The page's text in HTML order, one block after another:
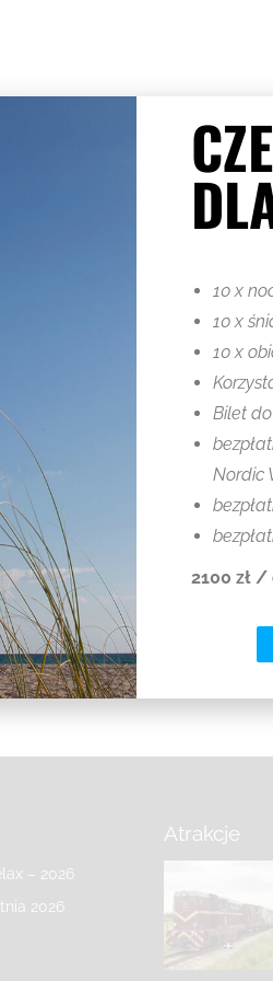
ramach wydarzenia
rozpocznie się o
Letni relax – 2025
Majówka 2025
12 marca 2025
– 2026
2026
Atrakcje
10 x
10 x
10 x
Bilet
Nordic
2100 zł /